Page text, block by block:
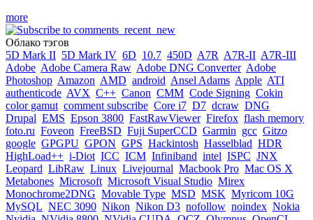
more
Облако тэгов
5D Mark II 5D Mark IV 6D 10.7 450D A7R A7R-II A7R-III
Adobe Adobe Camera Raw Adobe DNG Converter Adobe
Photoshop Amazon AMD android Ansel Adams Apple ATI
authenticode AVX C++ Canon CMM Code Signing Cokin
color gamut comment subscribe Core i7 D7 dcraw DNG
Drupal EMS Epson 3800 FastRawViewer Firefox flash memory
foto.ru Foveon FreeBSD Fuji SuperCCD Garmin gcc Gitzo
google GPGPU GPON GPS Hackintosh Hasselblad HDR
HighLoad++ i-Diot ICC ICM Infiniband intel ISPC JNX
Leopard LibRaw Linux Livejournal Macbook Pro Mac OS X
Metabones Microsoft Microsoft Visual Studio Mirex
Monochrome2DNG Movable Type MSD MSK Myricom 10G
MySQL NEC 3090 Nikon Nikon D3 nofollow noindex Nokia